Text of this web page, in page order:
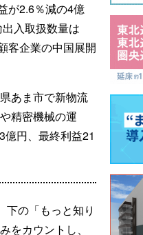
が2.6％減の4億
入取扱数量は
客企業の中国展開
あま市で新物流
精密機械の運
円、最終利益21
下の「もっと知り
をカウントし、